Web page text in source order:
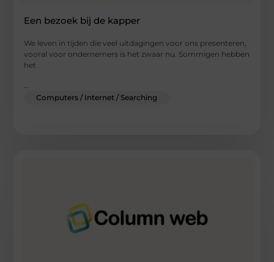
Een bezoek bij de kapper
We leven in tijden die veel uitdagingen voor ons presenteren,
vooral voor ondernemers is het zwaar nu. Sommigen hebben
het
Computers / Internet / Searching